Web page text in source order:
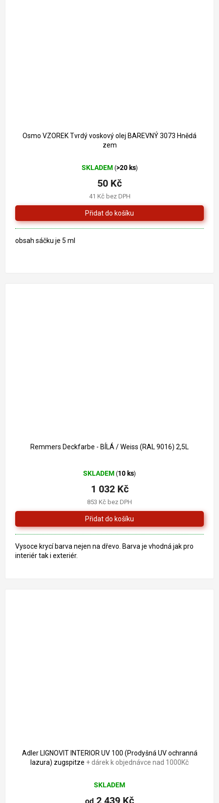
Osmo VZOREK Tvrdý voskový olej BAREVNÝ 3073 Hnědá
zem
SKLADEM (>20 ks)
41 Kč bez DPH
50 Kč
obsah sáčku je 5 ml
Remmers Deckfarbe - BÍLÁ / Weiss (RAL 9016) 2,5L
hodnocení
produktu
je
4,0
z
5
hvězdiček.
SKLADEM (10 ks)
853 Kč bez DPH
1 032 Kč
Vysoce krycí barva nejen na dřevo. Barva je vhodná jak pro
interiér tak i exteriér.
Adler LIGNOVIT INTERIOR UV 100 (Prodyšná UV ochranná
lazura) zugspitze + dárek k objednávce nad 1000Kč
SKLADEM
od 2 439 Kč